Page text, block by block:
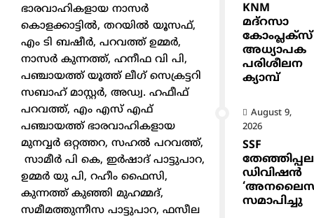
ഭാരവാഹികളായ നാസര്‍
കൊളക്കാട്ടില്‍, തറയില്‍ യൂസഫ്,
എം ടി ബഷീര്‍, പറവത്ത് ഉമ്മര്‍,
നാസര്‍ കുന്നത്ത്, ഹനീഫ വി പി,
പഞ്ചായത്ത് യൂത്ത് ലീഗ് സെക്രട്ടറി
സബാഹ് മാസ്റ്റര്‍, അഡ്വ. ഹഫീഫ്
പറവത്ത്, എം എസ് എഫ്
പഞ്ചായത്ത് ഭാരവാഹികളായ
മുനവ്വര്‍ ഒറ്റത്തറ, സഹല്‍ പറവത്ത്,
സാമീര്‍ പി കെ, ഇര്‍ഷാദ് പാട്ടുപാറ,
ഉമ്മര്‍ യു പി, റഹീം ഫൈസി,
കുന്നത്ത് കുഞ്ഞി മുഹമ്മദ്,
സമീമത്തുന്നീസ പാട്ടുപാറ, ഫസീല
KNM
മദ്റസാ
കോംപ്ലക്സ്
അധ്യാപക
പരിശീലന
ക്യാമ്പ്
August 9,
2026
SSF
ഡിവിഷൻ
സമാപിച്ചു